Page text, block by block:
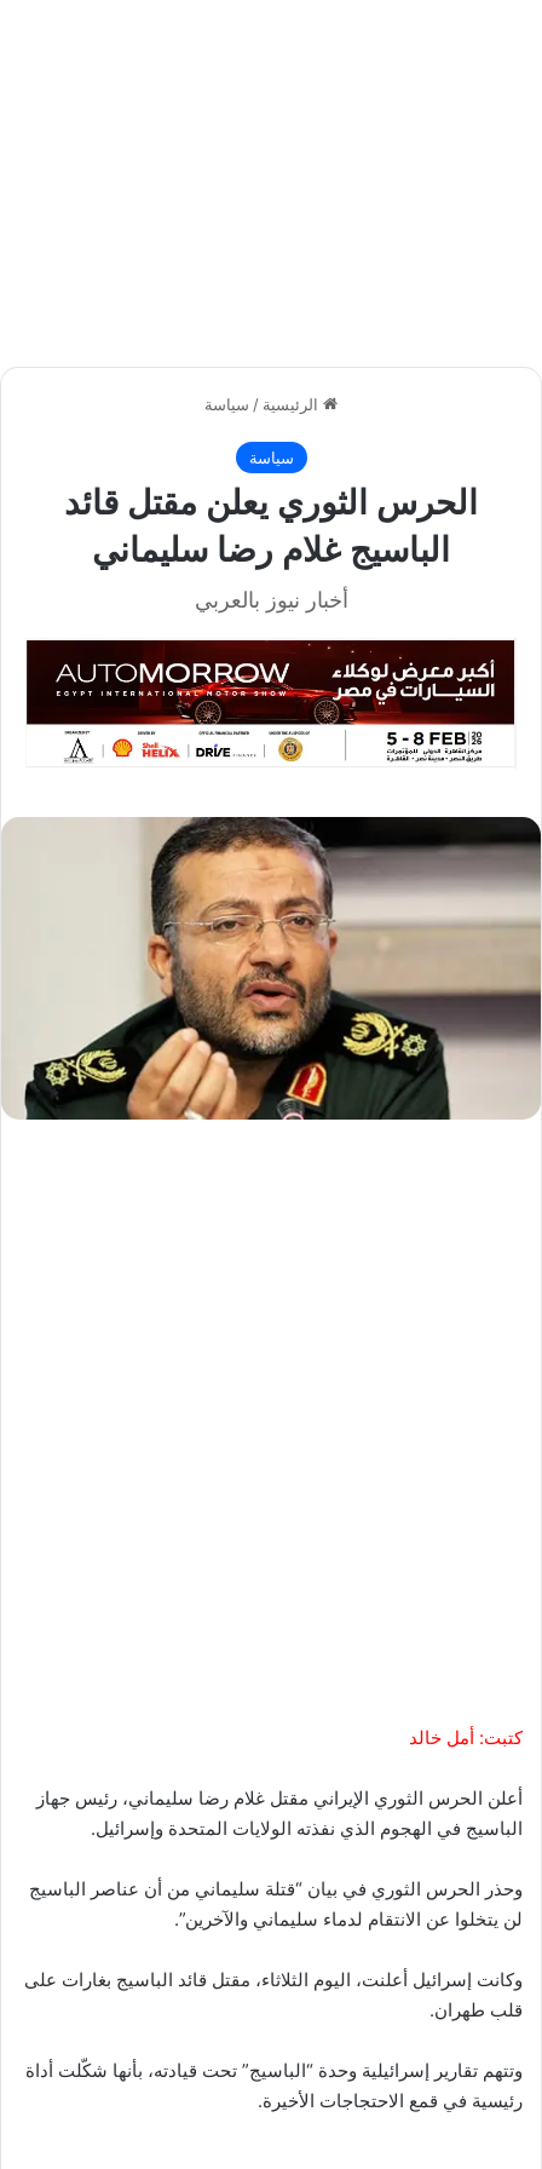
الرئيسية / سياسة
سياسة
الحرس الثوري يعلن مقتل قائد
الباسيج غلام رضا سليماني
أخبار نيوز بالعربي
كتبت: أمل خالد
أعلن الحرس الثوري الإيراني مقتل غلام رضا سليماني، رئيس جهاز
الباسيج في الهجوم الذي نفذته الولايات المتحدة وإسرائيل.
وحذر الحرس الثوري في بيان “قتلة سليماني من أن عناصر الباسيج
لن يتخلوا عن الانتقام لدماء سليماني والآخرين”.
وكانت إسرائيل أعلنت، اليوم الثلاثاء، مقتل قائد الباسيج بغارات على
قلب طهران.
وتتهم تقارير إسرائيلية وحدة “الباسيج” تحت قيادته، بأنها شكّلت أداة
رئيسية في قمع الاحتجاجات الأخيرة.